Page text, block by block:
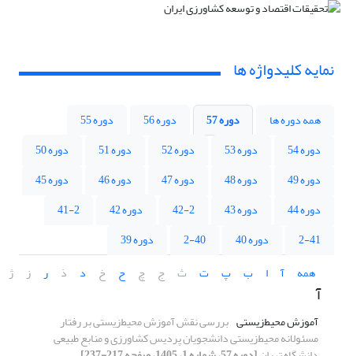
نمایه کلیدواژه ها
همه دوره ها دوره 57 دوره 56
دوره 55
دوره 54
دوره 53 دوره 52 دوره 51
دوره 50
دوره 49
دوره 48 دوره 47 دوره 46
دوره 45
دوره 44
دوره 43 42-2 دوره 42
41-2
2-41
دوره 40 2-40
دوره 39
همه
آ ا ب پ ت ث ج چ ح خ د ذ ر ز ژ
آ
آموزش محیط‌زیستی بررسی نقش آموزش محیط‌زیستی بر رفتار
مسئولانه محیط‌زیستی دانشجویان پردیس کشاورزی و منابع طبیعی